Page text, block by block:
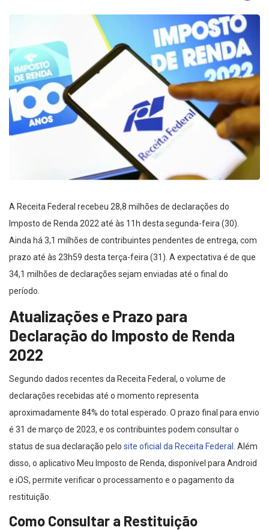
A Receita Federal recebeu 28,8 milhões de declarações do
Imposto de Renda 2022 até às 11h desta segunda-feira (30).
Ainda há 3,1 milhões de contribuintes pendentes de entrega, com
prazo até às 23h59 desta terça-feira (31). A expectativa é de que
34,1 milhões de declarações sejam enviadas até o final do
período.
Atualizações e Prazo para
Declaração do Imposto de Renda
2022
Segundo dados recentes da Receita Federal, o volume de
declarações recebidas até o momento representa
aproximadamente 84% do total esperado. O prazo final para envio
é 31 de março de 2023, e os contribuintes podem consultar o
status de sua declaração pelo site oficial da Receita Federal . Além
disso, o aplicativo Meu Imposto de Renda, disponível para Android
e iOS, permite verificar o processamento e o pagamento da
restituição.
Como Consultar a Restituição